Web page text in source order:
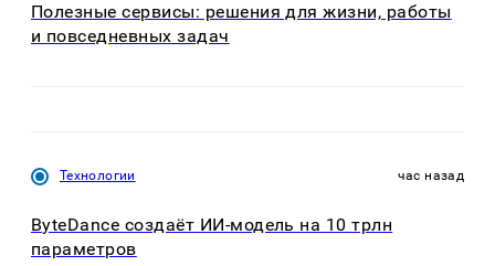
Полезные сервисы: решения для жизни, работы
и повседневных задач
Технологии час назад
ByteDance создаёт ИИ-модель на 10 трлн
параметров